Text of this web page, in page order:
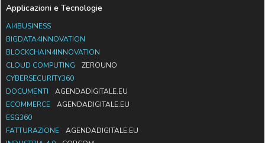
Applicazioni e Tecnologie
AI4BUSINESS
BIGDATA4INNOVATION
BLOCKCHAIN4INNOVATION
CLOUD COMPUTING
ZEROUNO
CYBERSECURITY360
DOCUMENTI
AGENDADIGITALE.EU
ECOMMERCE
AGENDADIGITALE.EU
ESG360
FATTURAZIONE
AGENDADIGITALE.EU